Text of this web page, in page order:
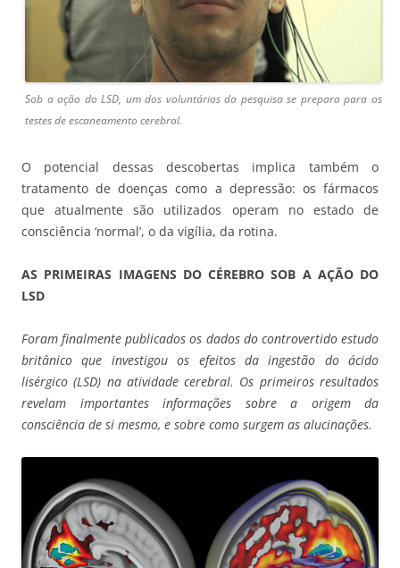
Sob a ação do LSD, um dos voluntários da pesquisa se prepara para os
testes de escaneamento cerebral.
O potencial dessas descobertas implica também o
tratamento de doenças como a depressão: os fármacos
que atualmente são utilizados operam no estado de
consciência ‘normal’, o da vigília, da rotina.
AS PRIMEIRAS IMAGENS DO CÉREBRO SOB A AÇÃO DO
LSD
Foram finalmente publicados os dados do controvertido estudo
britânico que investigou os efeitos da ingestão do ácido
lisérgico (LSD) na atividade cerebral. Os primeiros resultados
revelam importantes informações sobre a origem da
consciência de si mesmo, e sobre como surgem as alucinações.